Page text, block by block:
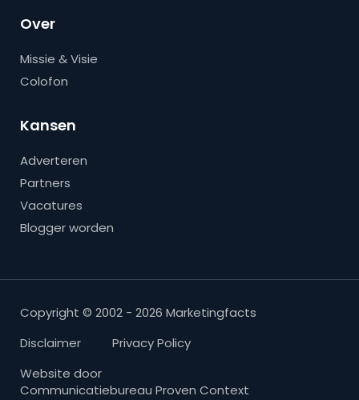
Over
Missie & Visie
Colofon
Kansen
Adverteren
Partners
Vacatures
Blogger worden
Copyright © 2002 - 2026 Marketingfacts
Disclaimer
Privacy Policy
Website door
Communicatiebureau Proven Context